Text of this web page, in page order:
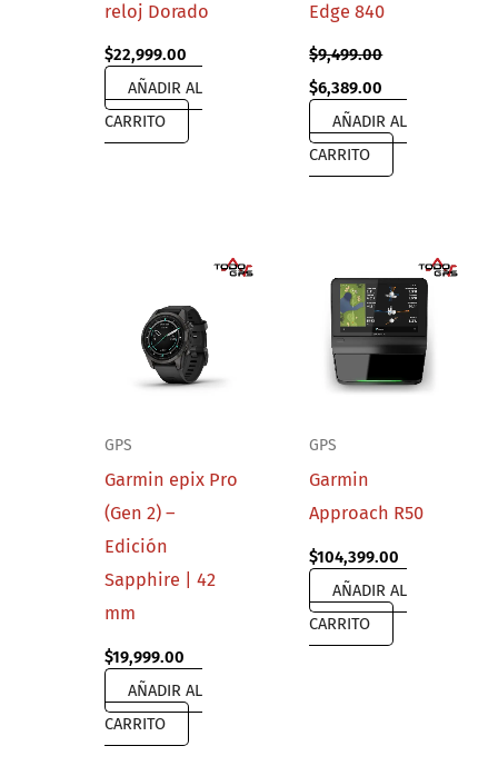
reloj Dorado
$22,999.00
AÑADIR AL
CARRITO
Edge 840
$9,499.00
Original
price
was:
$9,499.00.
$6,389.00
price
is:
$6,389.00.
AÑADIR AL
CARRITO
GPS
Garmin epix Pro
(Gen 2) –
Edición
Sapphire | 42
mm
$19,999.00
AÑADIR AL
CARRITO
GPS
Garmin
Approach R50
$104,399.00
AÑADIR AL
CARRITO